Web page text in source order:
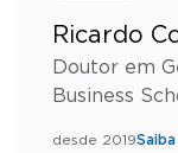
Ricardo
Doutor em
Business
desde 2019Saiba